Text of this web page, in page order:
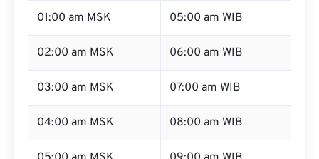
01:00 am MSK 05:00 am WIB
02:00 am MSK 06:00 am WIB
03:00 am MSK 07:00 am WIB
04:00 am MSK 08:00 am WIB